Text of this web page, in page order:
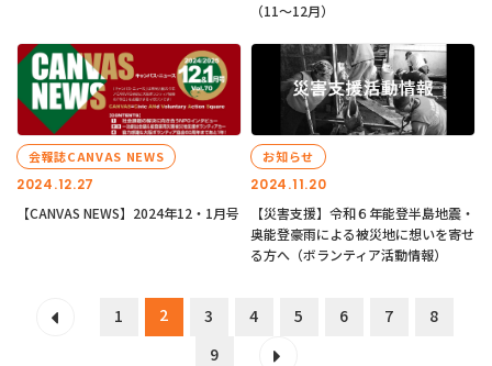
（11〜12月）
2024.12.27
会報誌CANVAS NEWS
【CANVAS NEWS】2024年12・1月号
2024.11.20
お知らせ
【災害支援】令和６年能登半島地震・
奥能登豪雨による被災地に想いを寄せ
る方へ（ボランティア活動情報）
1 2 3 4 5 6 7
8
9